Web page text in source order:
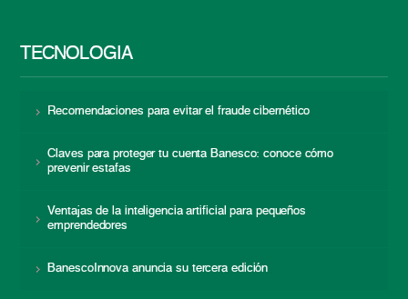
TECNOLOGÍA
Recomendaciones para evitar el fraude cibernético
Claves para proteger tu cuenta Banesco: conoce cómo
prevenir estafas
Ventajas de la inteligencia artificial para pequeños
emprendedores
BanescoInnova anuncia su tercera edición